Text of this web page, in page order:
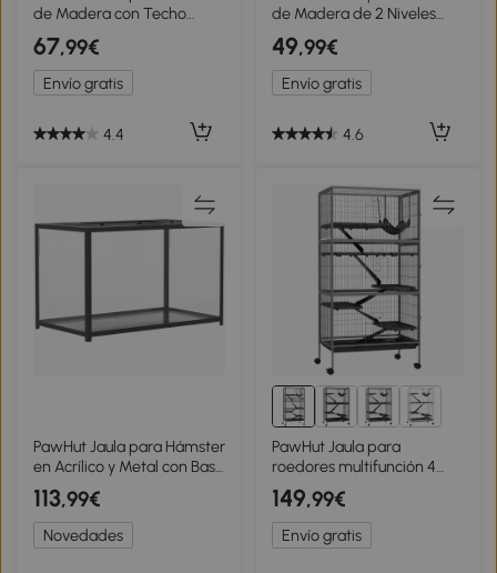
de Madera con Techo
Abatible Panel de Acrílico
Bandeja Extraíble y
Cabaña 100x58x38 cm
Natural
67,99€
Envío gratis
4.4
de Madera de 2 Niveles
Casa para Animales
Pequeños con Plataformas
Escaleras 60x35x42 cm
Madera Natural
49,99€
Envío gratis
4.6
PawHut Jaula para Hámster
en Acrílico y Metal con Base
Profunda Tapa Abatible
Ventilaciones Laterales
80x45x50,5 cm Negro
113,99€
Novedades
PawHut Jaula para
roedores multifunción 4
plataformas 3 rampas 4
puertas 80x52x159 cm
acero Grisplateado Negro
149,99€
Envío gratis